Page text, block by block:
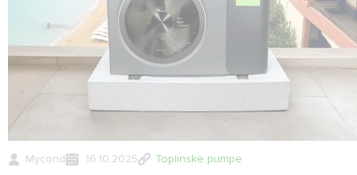
Mycond 16.10.2025 Toplinske pumpe